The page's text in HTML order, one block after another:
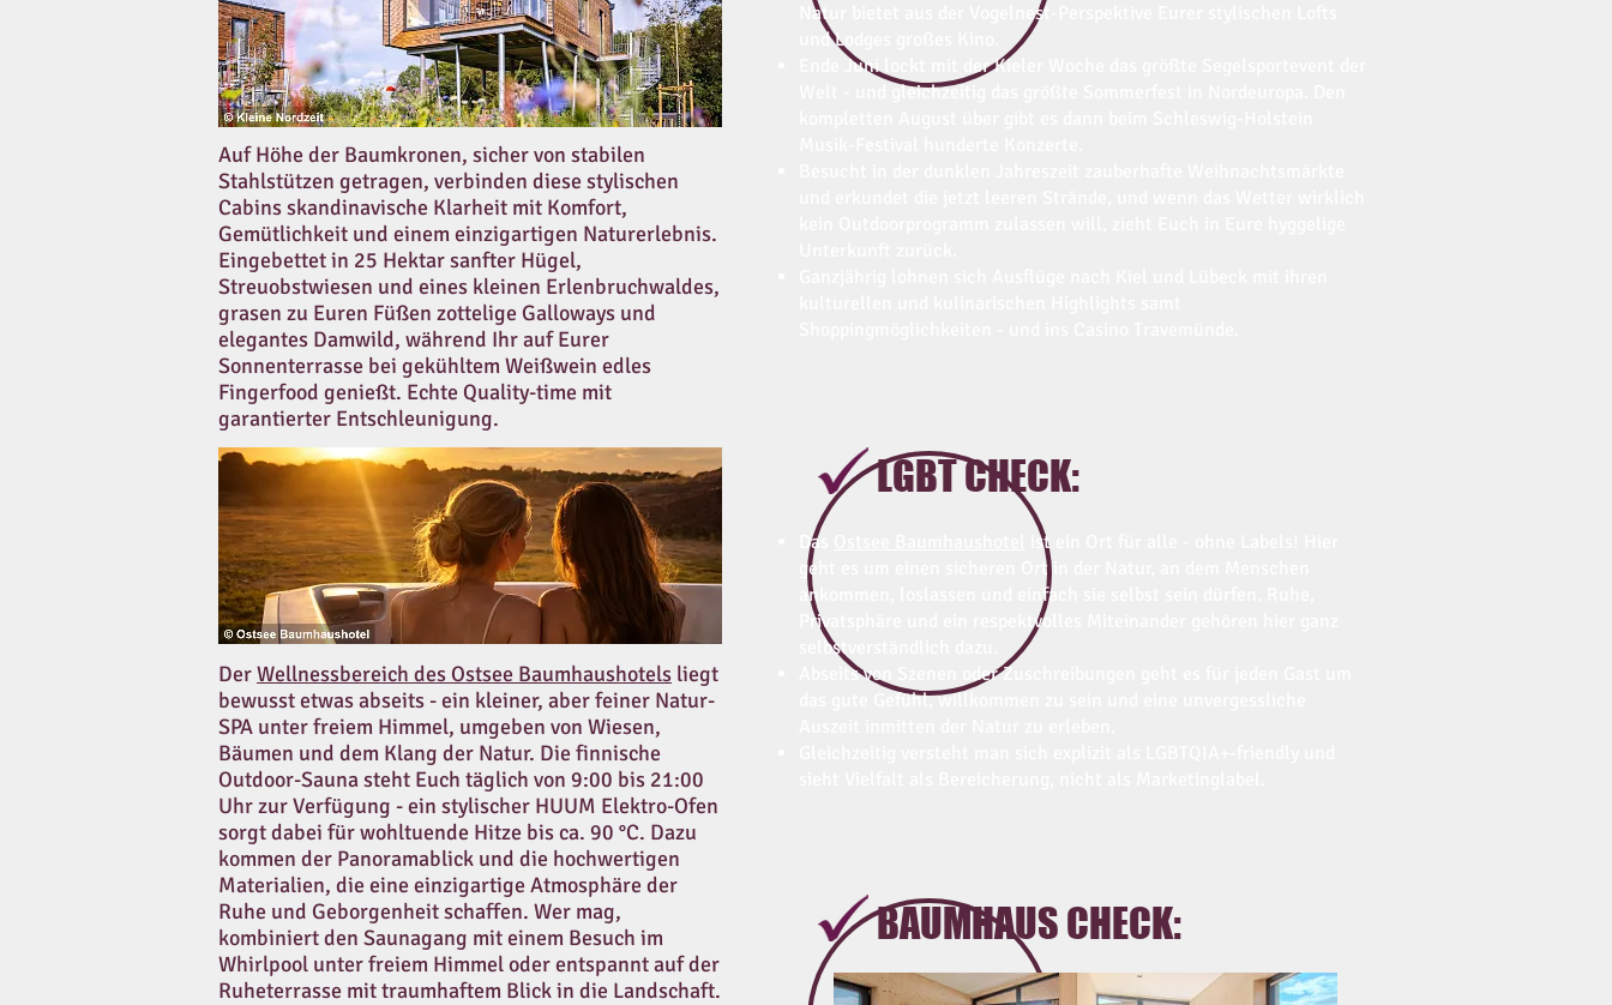
Auf Höhe der Baumkronen, sicher von stabilen
Stahlstützen getragen, verbinden diese stylischen
Cabins skandinavische Klarheit mit Komfort,
Gemütlichkeit und einem einzigartigen Naturerlebnis.
Eingebettet in 25 Hektar sanfter Hügel,
Streuobstwiesen und eines kleinen Erlenbruchwaldes,
grasen zu Euren Füßen zottelige Galloways und
elegantes Damwild, während Ihr auf Eurer
Sonnenterrasse bei gekühltem Weißwein edles
Fingerfood genießt. Echte Quality-time mit
garantierter Entschleunigung.
DerWellnessbereich des Ostsee Baumhaushotels liegt
bewusst etwas abseits - ein kleiner, aber feiner Natur-
SPA unter freiem Himmel, umgeben von Wiesen,
Bäumen und dem Klang der Natur. Die finnische
Outdoor-Sauna steht Euch täglich von 9:00 bis 21:00
Uhr zur Verfügung - ein stylischer HUUM Elektro-Ofen
sorgt dabei für wohltuende Hitze bis ca. 90 °C. Dazu
kommen der Panoramablick und die hochwertigen
Materialien, die eine einzigartige Atmosphäre der
Ruhe und Geborgenheit schaffen. Wer mag,
kombiniert den Saunagang mit einem Besuch im
Whirlpool unter freiem Himmel oder entspannt auf der
Ruheterrasse mit traumhaftem Blick in die Landschaft.
Natur bietet aus der Vogelnest-Perspektive Eurer stylischen Lofts
und Lodges großes Kino.
Ende Juni lockt mit der Kieler Woche das größte Segelsportevent der
Welt - und gleichzeitig das größte Sommerfest in Nordeuropa. Den
LGBT CHECK:
Das
ist ein Ort für alle - ohne Labels! Hier
geht es um einen sicheren Ort in der Natur, an dem Menschen
ankommen, loslassen und einfach sie selbst sein dürfen. Ruhe,
Privatsphäre und ein respektvolles Miteinander gehören hier ganz
selbstverständlich dazu.
Abseits von Szenen oder Zuschreibungen geht es für jeden Gast um
das gute Gefühl, willkommen zu sein und eine unvergessliche
BAUMHAUS CHECK: